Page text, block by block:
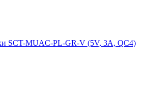
SCT-MUAC-PL-GR-V (5V, 3A, QC4)